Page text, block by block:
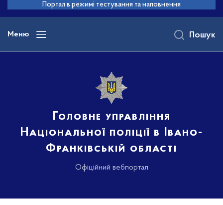
основного
вмісту
Портал в режимі тестування та наповнення
Меню
Головне управління
Національної поліції в Івано-
Франківській області
Офіційний вебпортал
Пошук